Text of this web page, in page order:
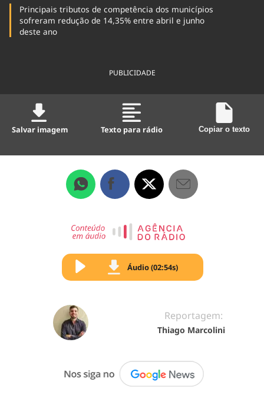
Principais tributos de competência dos municípios
sofreram redução de 14,35% entre abril e junho
deste ano
PUBLICIDADE
Salvar imagem Texto para rádio Copiar o texto
Áudio (02:54s)
Reportagem:
Thiago Marcolini